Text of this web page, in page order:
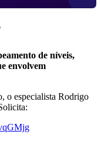
de níveis,
envolvem
o especialista Rodrigo